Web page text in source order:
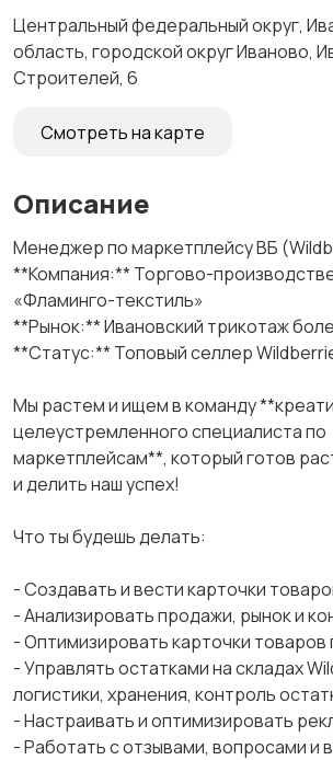
Центральный федеральный округ,
область, городской округ Иваново,
Строителей, 6
Смотреть на карте
Описание
Менеджер по маркетплейсу ВБ
**Компания:** Торгово-
«Фламинго-текстиль»
**Рынок:** Ивановский трикотаж
**Статус:** Топовый селлер
Мы растем и ищем в команду
целеустремленного специалиста по
маркетплейсам**, который готов
и делить наш успех!
Что ты будешь делать:
- Создавать и вести карточки
- Анализировать продажи, рынок и
- Оптимизировать карточки товаров
- Управлять остатками на складах
логистики, хранения, контроль
- Настраивать и оптимизировать
- Работать с отзывами, вопросами и